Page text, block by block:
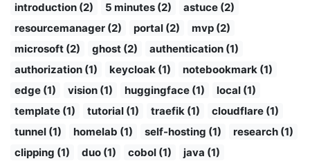
introduction (2)
5 minutes (2)
astuce (2)
resourcemanager (2)
portal (2)
mvp (2)
microsoft (2)
ghost (2)
authentication (1)
authorization (1)
keycloak (1)
notebookmark (1)
edge (1)
vision (1) huggingface (1)
local (1)
template (1)
tutorial (1) traefik (1)
cloudflare (1)
tunnel (1)
homelab (1) self-hosting (1)
research (1)
clipping (1)
duo (1) cobol (1)
java (1)